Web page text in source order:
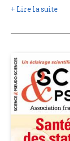
+ Lire la suite